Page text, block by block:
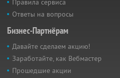
Правила сервиса
Ответы на вопросы
Бизнес-Партнёрам
Давайте сделаем акцию!
Заработайте, как Вебмастер
Прошедшие акции